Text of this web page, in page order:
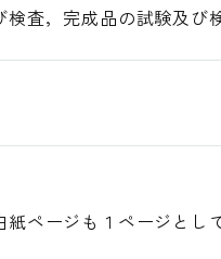
査，完成品の試験及び
ページも１ページとし